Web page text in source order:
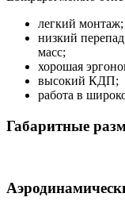
легкий монтаж;
низкий
масс;
хорошая
высокий КДП;
работа в
Габаритные